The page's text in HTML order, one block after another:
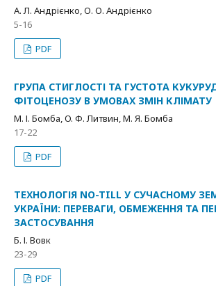
А. Л. Андрієнко, О. О. Андрієнко
5-16
PDF
ГРУПА СТИГЛОСТІ ТА ГУСТОТА
ФІТОЦЕНОЗУ В УМОВАХ ЗМІН КЛІМАТУ
М. І. Бомба, O. Ф. Литвин, М. Я. Бомба
17-22
PDF
ТЕХНОЛОГІЯ NO-TILL У СУЧАСНОМУ
УКРАЇНИ: ПЕРЕВАГИ, ОБМЕЖЕННЯ ТА
ЗАСТОСУВАННЯ
Б. І. Вовк
23-29
PDF